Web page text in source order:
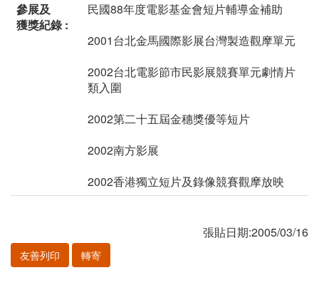
參展及
獲獎紀錄 :
民國88年度電影基金會短片輔導金補助
2001台北金馬國際影展台灣製造觀摩單元
2002台北電影節市民影展競賽單元劇情片
類入圍
2002第二十五屆金穗獎優等短片
2002南方影展
2002香港獨立短片及錄像競賽觀摩放映
張貼日期:2005/03/16
友善列印 轉寄